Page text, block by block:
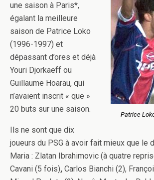
Patrice
une saison à Paris*,
égalant la meilleure
saison de Patrice Loko
(1996-1997) et
dépassant d’ores et déjà
Youri Djorkaeff ou
Guillaume Hoarau, qui
n’avaient inscrit « que »
20 buts sur une saison.
Ils ne sont que dix
joueurs du PSG à avoir fait mieux que le
Maria : Zlatan Ibrahimovic (à quatre
Cavani (5 fois), Carlos Bianchi (2),